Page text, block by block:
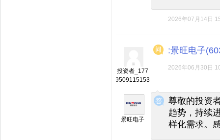
2026年07月14日
投资者_177
9509115153
:景旺电子
2026年06月30日
◆
◆
景旺电子
尊敬的投资
趋势，持续
样化需求。